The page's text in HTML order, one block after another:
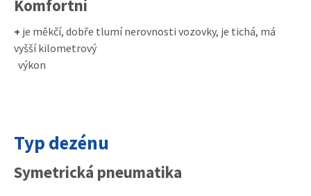
Komfortní
+ je měkčí, dobře tlumí nerovnosti vozovky, je tichá, má
vyšší kilometrový
výkon
Typ dezénu
Symetrická pneumatika